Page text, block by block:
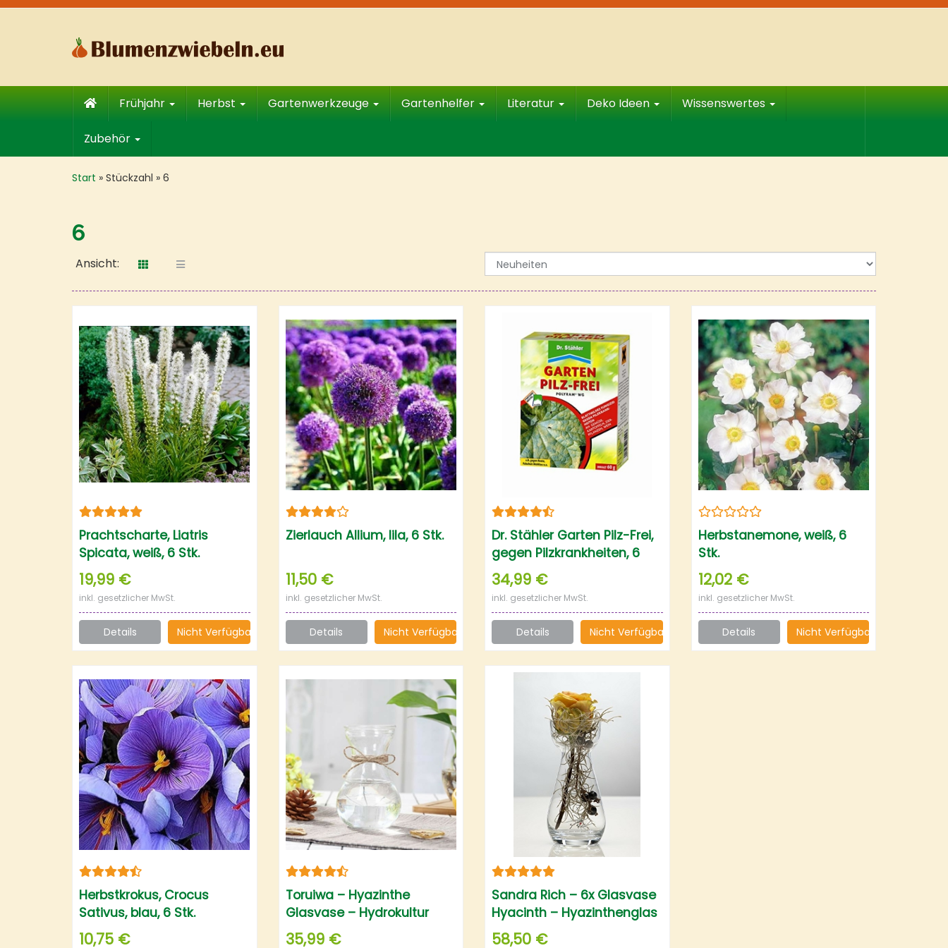
Skip
Frühjahr Herbst Gartenwerkzeuge Gartenhelfer Literatur Deko Ideen Wissenswertes
Zubehör
Start » Stückzahl » 6
6
Ansicht:
Prachtscharte, Liatris
Spicata, weiß, 6 Stk.
19,99 €
inkl. gesetzlicher MwSt.
Details Nicht Verfügbar
Zierlauch Allium, lila, 6 Stk.
11,50 €
inkl. gesetzlicher MwSt.
Details Nicht Verfügbar
Dr. Stähler Garten Pilz-Frei,
gegen Pilzkrankheiten, 6
Portionsbeutel
34,99 €
inkl. gesetzlicher MwSt.
Details Nicht Verfügbar
Herbstanemone, weiß, 6
Stk.
12,02 €
inkl. gesetzlicher MwSt.
Details Nicht Verfügbar
Herbstkrokus, Crocus
Sativus, blau, 6 Stk.
10,75 €
Toruiwa – Hyazinthe
Glasvase – Hydrokultur
Glas Vase – Blüten Vasen
35,99 €
Sandra Rich – 6x Glasvase
Hyacinth – Hyazinthenglas
Vase 17cm
58,50 €